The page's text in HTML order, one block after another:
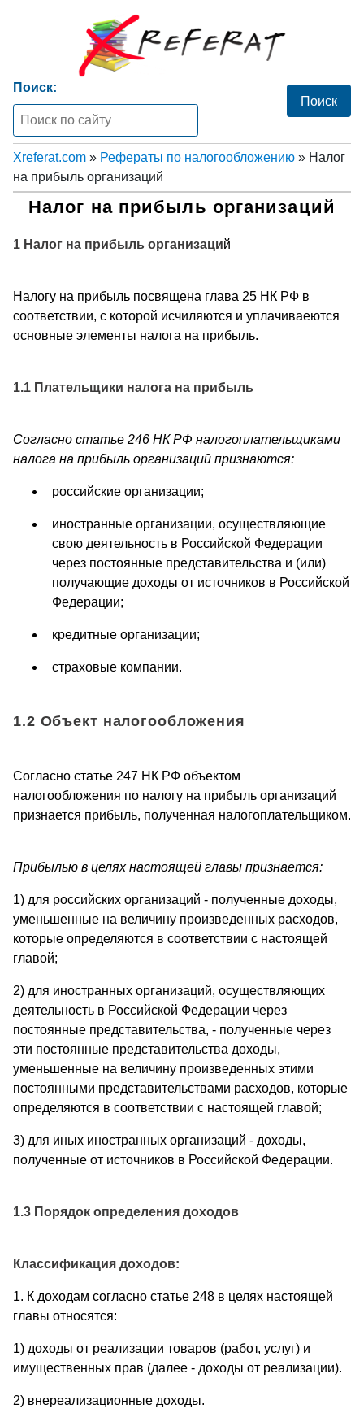
Поиск:
Xreferat.com » Рефераты по налогообложению » Налог
на прибыль организаций
Налог на прибыль организаций
1 Налог на прибыль организаций
Налогу на прибыль посвящена глава 25 НК РФ в
соответствии, с которой исчиляются и уплачиваеются
основные элементы налога на прибыль.
1.1 Плательщики налога на прибыль
Согласно статье 246 НК РФ налогоплательщиками
налога на прибыль организаций признаются:
российские организации;
иностранные организации, осуществляющие
свою деятельность в Российской Федерации
через постоянные представительства и (или)
получающие доходы от источников в Российской
Федерации;
кредитные организации;
страховые компании.
1.2 Объект налогообложения
Согласно статье 247 НК РФ объектом
налогообложения по налогу на прибыль организаций
признается прибыль, полученная налогоплательщиком.
Прибылью в целях настоящей главы признается:
1) для российских организаций - полученные доходы,
уменьшенные на величину произведенных расходов,
которые определяются в соответствии с настоящей
главой;
2) для иностранных организаций, осуществляющих
деятельность в Российской Федерации через
постоянные представительства, - полученные через
эти постоянные представительства доходы,
уменьшенные на величину произведенных этими
постоянными представительствами расходов, которые
определяются в соответствии с настоящей главой;
3) для иных иностранных организаций - доходы,
полученные от источников в Российской Федерации.
1.3 Порядок определения доходов
Классификация доходов:
1. К доходам согласно статье 248 в целях настоящей
главы относятся:
1) доходы от реализации товаров (работ, услуг) и
имущественных прав (далее - доходы от реализации).
2) внереализационные доходы.